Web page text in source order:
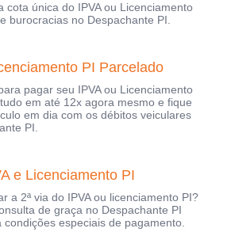
cota única do IPVA ou Licenciamento
burocracias no Despachante PI.
PI Parcelado
pagar seu IPVA ou Licenciamento
em até 12x agora mesmo e fique
em dia com os débitos veiculares
PI.
e Licenciamento PI
a 2ª via do IPVA ou licenciamento PI?
de graça no Despachante PI
condições especiais de pagamento.